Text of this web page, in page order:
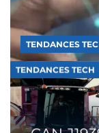
TENDANCES
Bus LIN
complexes
Le protocole
important dans